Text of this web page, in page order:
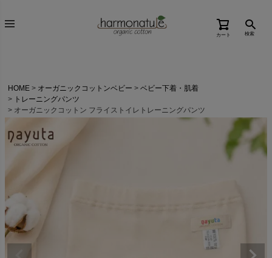
カート 検索
HOME オーガニックコットンベビー
ベビー下着・肌着
トレーニングパンツ
オーガニックコットン フライストイレトレーニングパンツ